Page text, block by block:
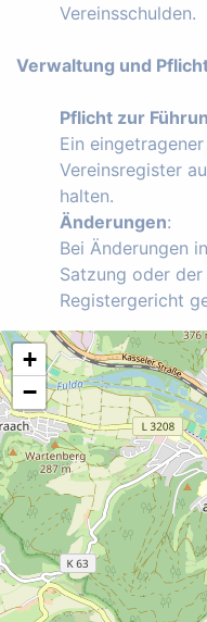
Vereinsschulden.
Verwaltung und
Pflicht zur
Ein
Vereinsregister
halten.
Änderungen:
Bei Änderungen
Satzung oder
Registergericht
+
−